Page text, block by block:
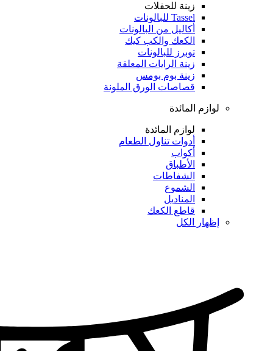
زينة للحفلات
Tassel للبالونات
أكاليل من البالونات
الكعك والكب كيك
توبرز للبالونات
زينة الرايات المعلقة
زينة بوم بومس
قصاصات الورق الملونة
لوازم المائدة
لوازم المائدة
أدوات تناول الطعام
أكواب
الأطباق
الشفاطات
الشموع
المناديل
قاطع الكعك
إظهار الكل